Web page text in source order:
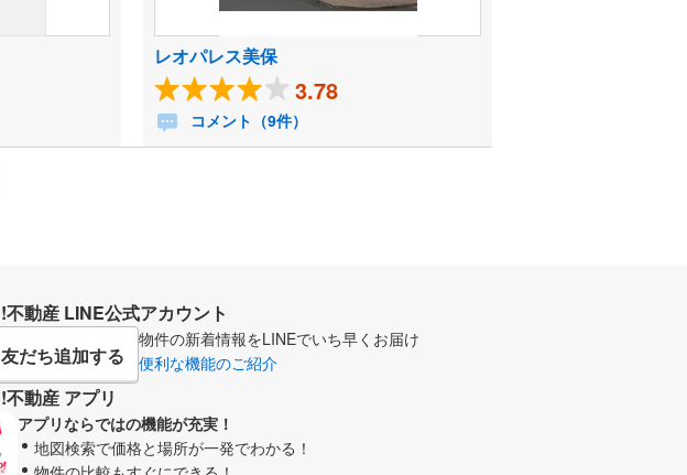
レオパレス美保
3.78
コメント（9件）
動産 LINE公式アカウント
友だち追加する
物件の新着情報をLINEでいち早くお届け
便利な機能のご紹介
動産 アプリ
アプリならではの機能が充実！
地図検索で価格と場所が一発でわかる！